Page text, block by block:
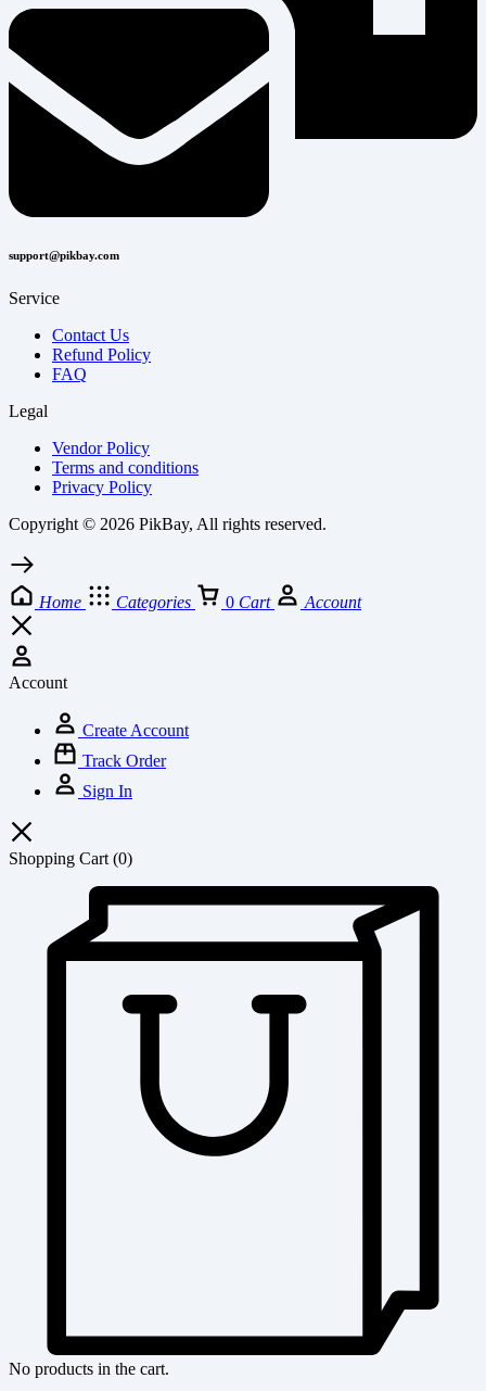
support@pikbay.com
Service
Contact Us
Refund Policy
FAQ
Legal
Vendor Policy
Terms and conditions
Privacy Policy
Copyright © 2026 PikBay, All rights reserved.
Home Categories 0 Cart Account
Account
Create Account
Track Order
Sign In
Shopping Cart (0)
No products in the cart.